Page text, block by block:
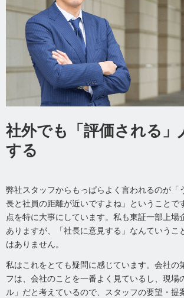
社外でも「評価される」
する
弊社スタッフからもっぱらよく言われるのが「
長と社員の距離が近いですよね」ということで
点を特に大事にしています。私も東証一部上場
ありますが、「社長に意見する」なんていうこ
はありません。
私はこれをとても疑問に感じています。会社の
フは、会社のことを一番よく見ているし、現場
ル」だと考えているので、スタッフの要望・提